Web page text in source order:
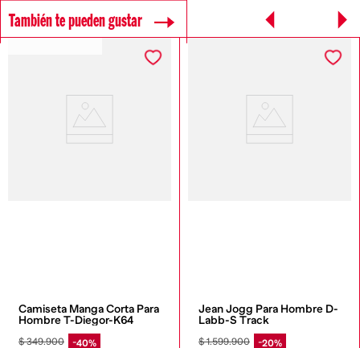
También te pueden gustar
Camiseta Manga Corta Para
Hombre T-Diegor-K64
$349.900 40%
Jean Jogg Para Hombre D-
Labb-S Track
$1.599.900 20%